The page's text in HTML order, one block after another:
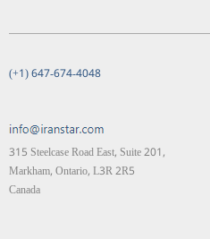
(+1) 647-674-4048
315 Steelcase Road East, Suite 201,
Markham, Ontario, L3R 2R5
Canada